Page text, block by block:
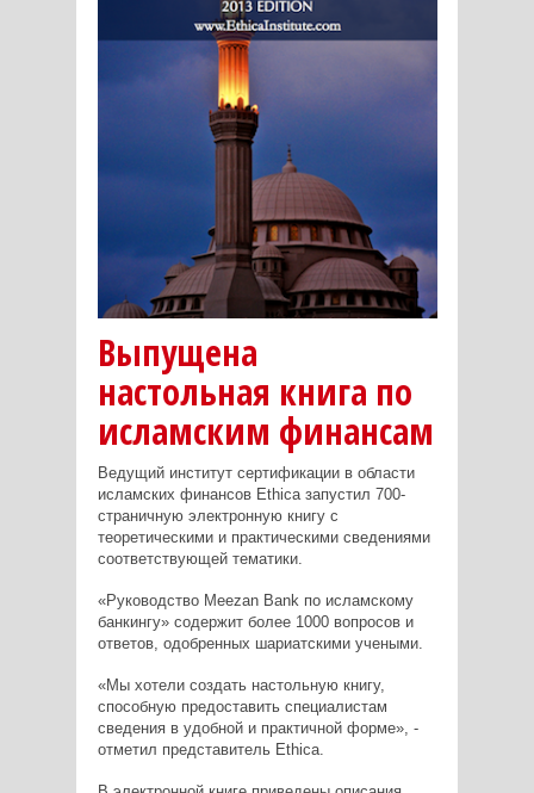
Выпущена
настольная книга по
исламским финансам
Ведущий институт сертификации в области
исламских финансов Ethica запустил 700-
страничную электронную книгу с
теоретическими и практическими сведениями
соответствующей тематики.
«Руководство Meezan Bank по исламскому
банкингу» содержит более 1000 вопросов и
ответов, одобренных шариатскими учеными.
«Мы хотели создать настольную книгу,
способную предоставить специалистам
сведения в удобной и практичной форме», -
отметил представитель Ethica.